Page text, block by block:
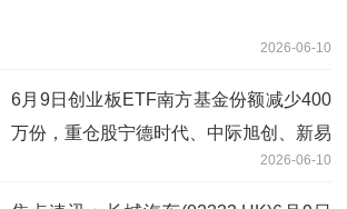
2026-06-10
6月9日创业板ETF南方基金份额减少400
万份，重仓股宁德时代、中际旭创、新易
2026-06-10